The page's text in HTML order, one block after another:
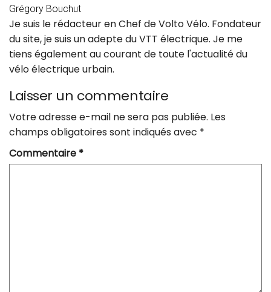
Grégory Bouchut
Je suis le rédacteur en Chef de Volto Vélo. Fondateur
du site, je suis un adepte du VTT électrique. Je me
tiens également au courant de toute l'actualité du
vélo électrique urbain.
Laisser un commentaire
Votre adresse e-mail ne sera pas publiée. Les
champs obligatoires sont indiqués avec *
Commentaire *